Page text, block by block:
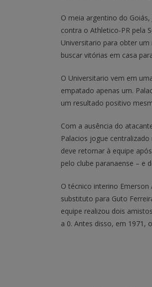
O meia argentino do
contra o Athletico-PR pela
Universitario para obter
buscar vitórias em casa
O Universitario vem em
empatado apenas um.
um resultado positivo
Com a ausência do
Palacios jogue
deve retornar à equipe
pelo clube paranaense – e
O técnico interino
substituto para Guto
equipe realizou dois
a 0. Antes disso, em 1971,